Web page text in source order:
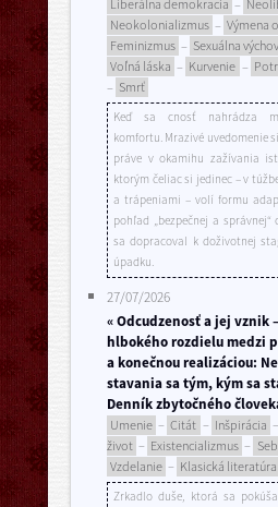
Liberálna demokracia –
Neokolonializmus – Výmena
Feminizmus – Sexuálna
Voľná láska – Kurvenie –
– Smrť
Keď sa cnosť nahrádza
komfortu. Mrazivé uvedomenie
práve v okamihu zažívania
ktorým čeliac si jedinec – v
a trápeniami – volí formu
pohľad „bezpečnej a
sa dopracoval k doživotnej
úpadku.
27/07/2026
« Odcudzenosť a jej vznik
hlbokého rozdielu medzi
a konečnou realizáciou:
stavania sa tým, kým sa
Denník zbytočného
Umenie – Citát – Inšpirácia –
život – Existencializmus –
Vzdelanie – Klasická literatúra
Zrkadlo duše, ktorá sa